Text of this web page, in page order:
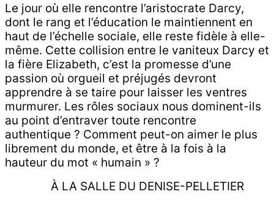
Le jour où elle rencontre l’aristocrate Darcy,
dont le rang et l’éducation le maintiennent en
haut de l’échelle sociale, elle reste fidèle à elle-
même. Cette collision entre le vaniteux Darcy et
la fière Elizabeth, c’est la promesse d’une
passion où orgueil et préjugés devront
apprendre à se taire pour laisser les ventres
murmurer. Les rôles sociaux nous dominent-ils
au point d’entraver toute rencontre
authentique ? Comment peut-on aimer le plus
librement du monde, et être à la fois à la
hauteur du mot « humain » ?
À LA SALLE DU DENISE-PELLETIER